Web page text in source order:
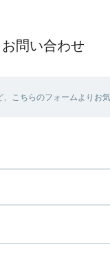
お問い合わせ
こちらのフォームよりお